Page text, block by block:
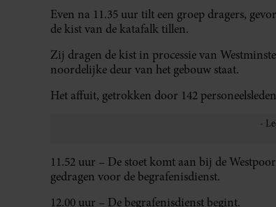
Even na 11.35 uur tilt een groep dragers,
de kist van de katafalk tillen.
Zij dragen de kist in processie van
noordelijke deur van het gebouw staat.
Het affuit, getrokken door 142
11.52 uur – De stoet komt aan bij de
gedragen voor de begrafenisdienst.
12.00 uur – De begrafenisdienst begint.